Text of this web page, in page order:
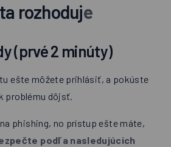
rozhoduje
(prvé 2 minúty)
ešte môžete prihlásiť, a pokúste
problému dôjsť.
phishing, no prístup ešte máte,
podľa nasledujúcich